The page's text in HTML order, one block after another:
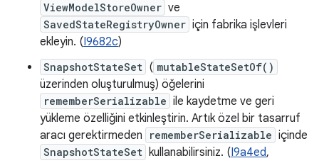
ViewModelStoreOwner ve
SavedStateRegistryOwner için fabrika işlevleri
ekleyin. (I9682c)
SnapshotStateSet ( mutableStateSetOf()
üzerinden oluşturulmuş) öğelerini
rememberSerializable ile kaydetme ve geri
yükleme özelliğini etkinleştirin. Artık özel bir tasarruf
aracı gerektirmeden
rememberSerializable içinde
SnapshotStateSet kullanabilirsiniz. (I9a4ed,